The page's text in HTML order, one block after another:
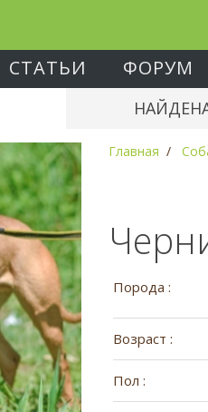
СТАТЬИ ФОРУМ
Главная
Порода :
Возраст :
Пол :